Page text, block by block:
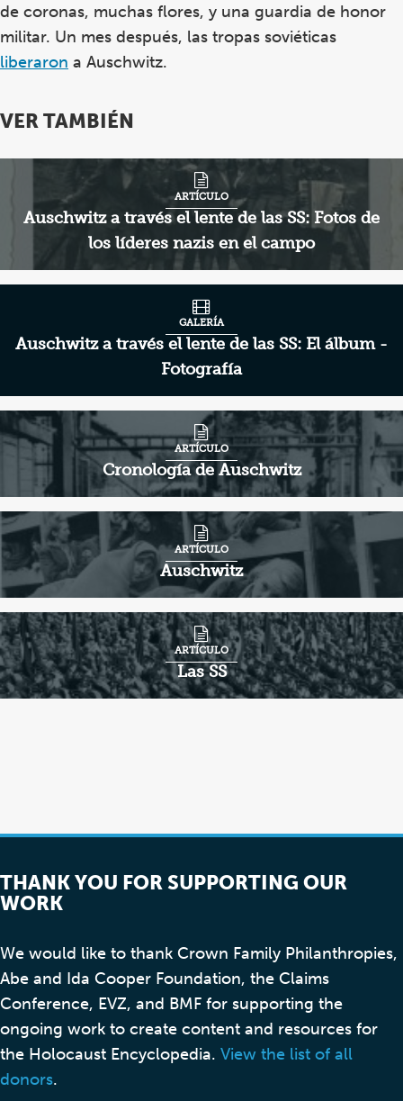
de coronas, muchas flores, y una guardia de honor
militar. Un mes después, las tropas soviéticas
liberaron a Auschwitz.
VER TAMBIÉN
Auschwitz a través el lente de las SS: Fotos de
los líderes nazis en el campo
ARTÍCULO
Auschwitz a través el lente de las SS: El álbum -
Fotografía
GALERÍA
Cronología de Auschwitz
ARTÍCULO
Auschwitz
ARTÍCULO
Las SS
ARTÍCULO
THANK YOU FOR SUPPORTING OUR
WORK
We would like to thank Crown Family Philanthropies,
Abe and Ida Cooper Foundation, the Claims
Conference, EVZ, and BMF for supporting the
ongoing work to create content and resources for
the Holocaust Encyclopedia. View the list of all
donors.